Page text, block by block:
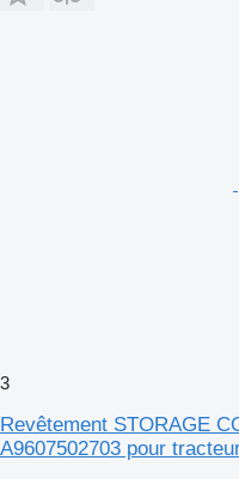
3
Revêtement STORAGE
A9607502703 pour